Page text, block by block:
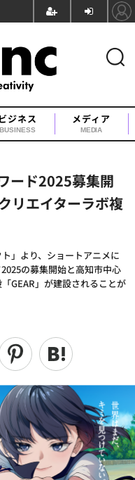
ビジネス
BUSINESS
メディア
MEDIA
ード2025募集開
リエイターラボ複
」より、ショートアニメに
の募集開始と高知市中心
GEAR」が建設されることが